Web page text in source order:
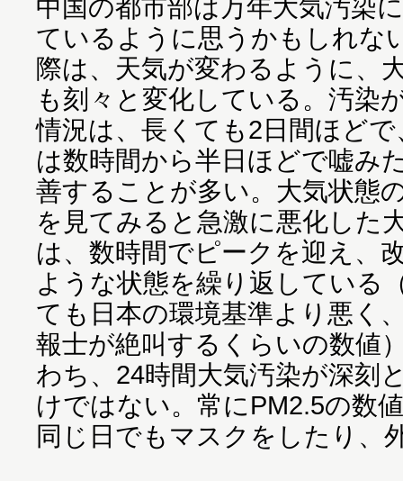
中国の都市部は万年大気汚染
ているように思うかもしれな
際は、天気が変わるように、
も刻々と変化している。汚染
情況は、長くても2日間ほどで
は数時間から半日ほどで嘘み
善することが多い。大気状態
を見てみると急激に悪化した
は、数時間でピークを迎え、
ような状態を繰り返している
ても日本の環境基準より悪く
報士が絶叫するくらいの数値
わち、24時間大気汚染が深刻
けではない。常にPM2.5の数
同じ日でもマスクをしたり、